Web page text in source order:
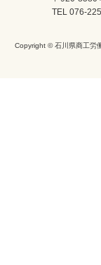
TEL 076-
Copyright © 石川県商工労